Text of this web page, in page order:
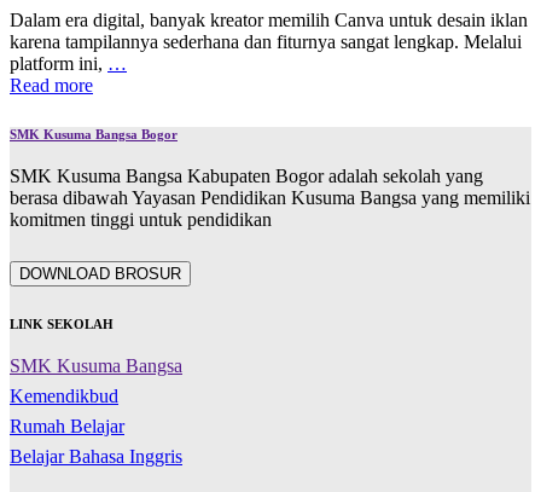
Dalam era digital, banyak kreator memilih Canva untuk desain iklan
karena tampilannya sederhana dan fiturnya sangat lengkap. Melalui
platform ini, …
Read more
SMK Kusuma Bangsa Bogor
SMK Kusuma Bangsa Kabupaten Bogor adalah sekolah yang
berasa dibawah Yayasan Pendidikan Kusuma Bangsa yang memiliki
komitmen tinggi untuk pendidikan
DOWNLOAD BROSUR
LINK SEKOLAH
SMK Kusuma Bangsa
Kemendikbud
Rumah Belajar
Belajar Bahasa Inggris